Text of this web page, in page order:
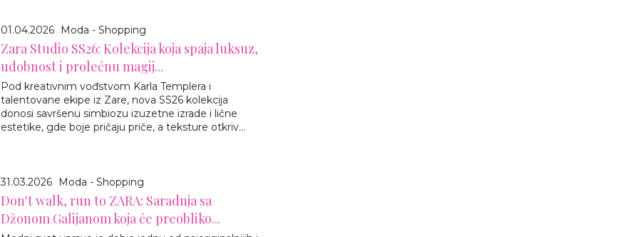
01.04.2026 Moda - Shopping
Zara Studio SS26: Kolekcija koja spaja luksuz,
udobnost i prolećnu magij...
Pod kreativnim vođstvom Karla Templera i
talentovane ekipe iz Zare, nova SS26 kolekcija
donosi savršenu simbiozu izuzetne izrade i lične
estetike, gde boje pričaju priče, a teksture otkriv...
31.03.2026 Moda - Shopping
Don't walk, run to ZARA: Saradnja sa
Džonom Galijanom koja će preobliko...